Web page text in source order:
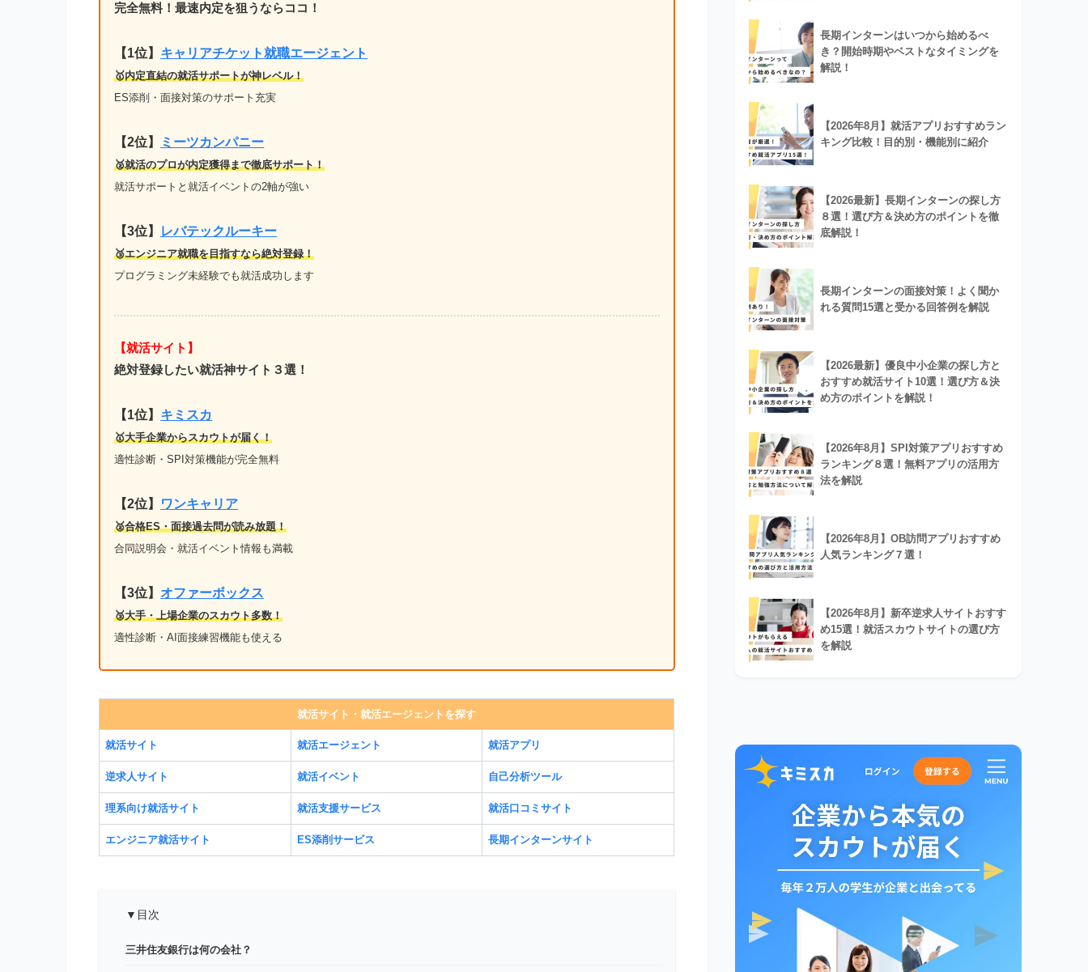
完全無料！最速内定を狙うならココ！
【1位】 キャリアチケット就職エージェント
🥇内定直結の就活サポートが神レベル！
ES添削・面接対策のサポート充実
【2位】 ミーツカンパニー
🥈就活のプロが内定獲得まで徹底サポート！
就活サポートと就活イベントの2軸が強い
【3位】 レバテックルーキー
🥉エンジニア就職を目指すなら絶対登録！
プログラミング未経験でも就活成功します
【就活サイト】
絶対登録したい就活神サイト３選！
【1位】 キミスカ
🥇大手企業からスカウトが届く！
適性診断・SPI対策機能が完全無料
【2位】 ワンキャリア
🥈合格ES・面接過去問が読み放題！
合同説明会・就活イベント情報も満載
【3位】 オファーボックス
🥉大手・上場企業のスカウト多数！
適性診断・AI面接練習機能も使える
就活サイト・就活エージェントを探す
就活サイト 就活エージェント 就活アプリ
逆求人サイト 就活イベント 自己分析ツール
理系向け就活サイト 就活支援サービス 就活口コミサイト
エンジニア就活サイト ES添削サービス 長期インターンサイト
▼目次
三井住友銀行は何の会社？
長期インターンはいつから始めるべ
き？開始時期やベストなタイミングを
解説！
【2026年8月】就活アプリおすすめラン
キング比較！目的別・機能別に紹介
【2026最新】長期インターンの探し方
８選！選び方＆決め方のポイントを徹
底解説！
長期インターンの面接対策！よく聞か
れる質問15選と受かる回答例を解説
【2026最新】優良中小企業の探し方と
おすすめ就活サイト10選！選び方＆決
め方のポイントを解説！
【2026年8月】SPI対策アプリおすすめ
ランキング８選！無料アプリの活用方
法を解説
【2026年8月】OB訪問アプリおすすめ
人気ランキング７選！
【2026年8月】新卒逆求人サイトおすす
め15選！就活スカウトサイトの選び方
を解説